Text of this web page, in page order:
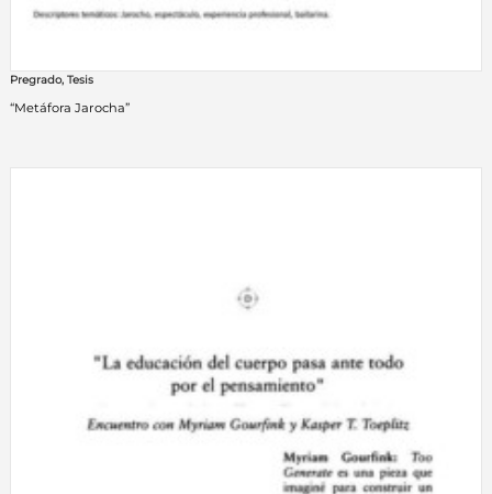
Pregrado, Tesis
“Metáfora Jarocha”